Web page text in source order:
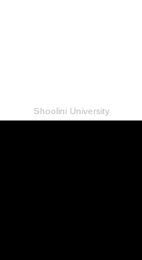
Shoolini University